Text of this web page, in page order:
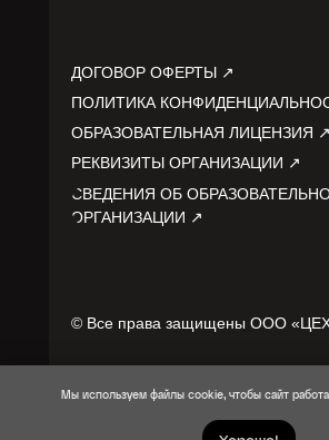
Мы используем файлы cookie, чтобы сайт
© Все права защищены ООО
ПОЛИТИКА
РЕКВИЗИТЫ ОРГАНИЗАЦИИ ↗
ОБРАЗОВАТЕЛЬНАЯ ЛИЦЕНЗИЯ ↗
СВЕДЕНИЯ ОБ
ОРГАНИЗАЦИИ ↗
ДОГОВОР ОФЕРТЫ ↗